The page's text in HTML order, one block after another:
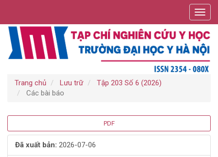
chính
Nội
dung
chính
Trang chủ Lưu trữ
Tập 203 Số 6 (2026)
Các bài báo
Thanh
bên
PDF
Đã xuất bản: 2026-07-06